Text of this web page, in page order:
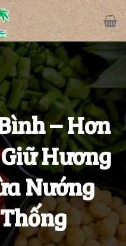
– Hơn
Hương
Nướng